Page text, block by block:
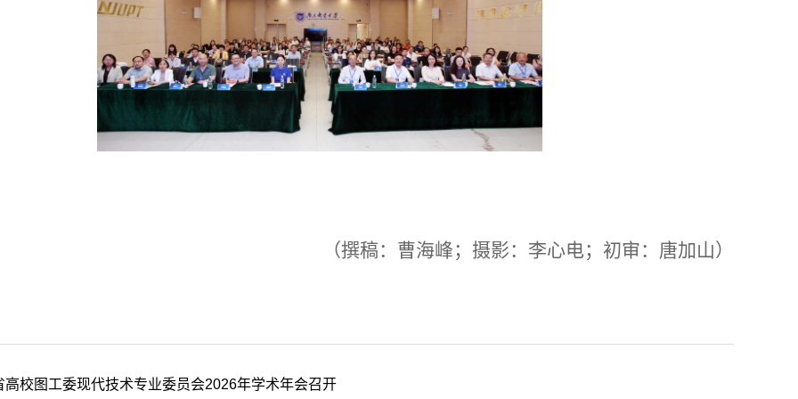
（撰稿：曹海峰；摄影：李心电；初审：唐加山）
高校图工委现代技术专业委员会2026年学术年会召开